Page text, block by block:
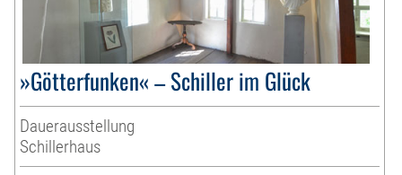
»Götterfunken« – Schiller im Glück
Dauerausstellung
Schillerhaus